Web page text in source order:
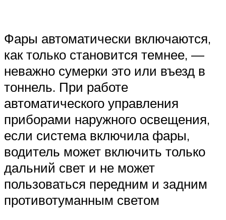
Фары автоматически включаются,
как только становится темнее, —
неважно сумерки это или въезд в
тоннель. При работе
автоматического управления
приборами наружного освещения,
если система включила фары,
водитель может включить только
дальний свет и не может
пользоваться передним и задним
противотуманным светом